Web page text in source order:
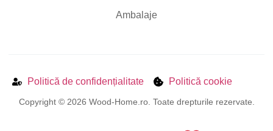
Ambalaje
Politică de confidențialitate Politică cookie
Copyright © 2026 Wood-Home.ro. Toate drepturile rezervate.